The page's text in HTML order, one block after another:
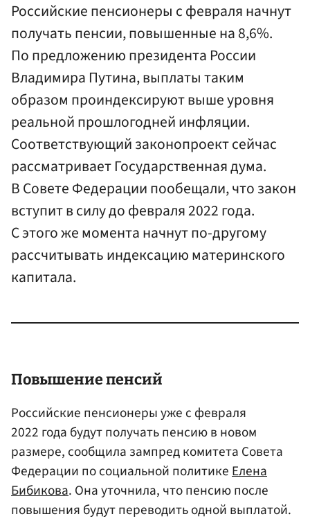
Российские пенсионеры с февраля начнут
получать пенсии, повышенные на 8,6%.
По предложению президента России
Владимира Путина, выплаты таким
образом проиндексируют выше уровня
реальной прошлогодней инфляции.
Соответствующий законопроект сейчас
рассматривает Государственная дума.
В Совете Федерации пообещали, что закон
вступит в силу до февраля 2022 года.
С этого же момента начнут по-другому
рассчитывать индексацию материнского
капитала.
Повышение пенсий
Российские пенсионеры уже с февраля
2022 года будут получать пенсию в новом
размере, сообщила зампред комитета Совета
Федерации по социальной политикеЕлена
Бибикова. Она уточнила, что пенсию после
повышения будут переводить одной выплатой.